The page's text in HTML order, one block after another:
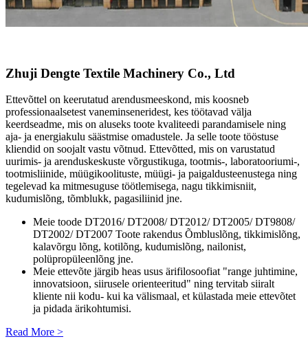
Zhuji Dengte Textile Machinery Co., Ltd
Ettevõttel on keerutatud arendusmeeskond, mis koosneb
professionaalsetest vaneminseneridest, kes töötavad välja
keerdseadme, mis on aluseks toote kvaliteedi parandamisele ning
aja- ja energiakulu säästmise omadustele. Ja selle toote tööstuse
kliendid on soojalt vastu võtnud. Ettevõtted, mis on varustatud
uurimis- ja arenduskeskuste võrgustikuga, tootmis-, laboratooriumi-,
tootmisliinide, müügikoolituste, müügi- ja paigaldusteenustega ning
tegelevad ka mitmesuguse töötlemisega, nagu tikkimisniit,
kudumislõng, tõmblukk, pagasiliinid jne.
Meie toode DT2016/ DT2008/ DT2012/ DT2005/ DT9808/
DT2002/ DT2007 Toote rakendus Õmbluslõng, tikkimislõng,
kalavõrgu lõng, kotilõng, kudumislõng, nailonist,
polüpropüleenlõng jne.
Meie ettevõte järgib heas usus ärifilosoofiat "range juhtimine,
innovatsioon, siirusele orienteeritud" ning tervitab siiralt
kliente nii kodu- kui ka välismaal, et külastada meie ettevõtet
ja pidada ärikohtumisi.
Read More >